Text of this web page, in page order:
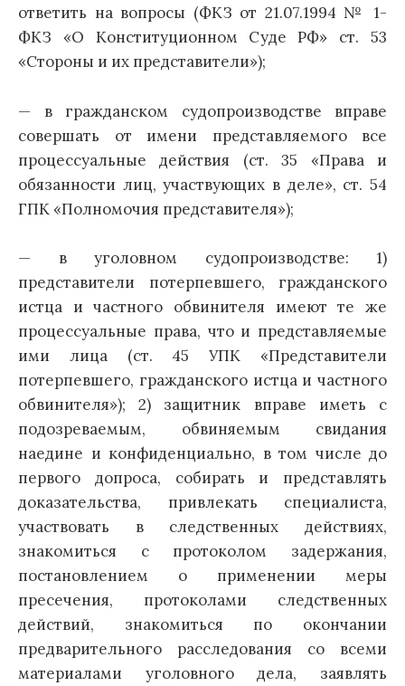
ответить на вопросы (ФКЗ от 21.07.1994 № 1-
ФКЗ «О Конституционном Суде РФ» ст. 53
«Стороны и их представители»);
— в гражданском судопроизводстве вправе
совершать от имени представляемого все
процессуальные действия (ст. 35 «Права и
обязанности лиц, участвующих в деле», ст. 54
ГПК «Полномочия представителя»);
— в уголовном судопроизводстве: 1)
представители потерпевшего, гражданского
истца и частного обвинителя имеют те же
процессуальные права, что и представляемые
ими лица (ст. 45 УПК «Представители
потерпевшего, гражданского истца и частного
обвинителя»); 2) защитник вправе иметь с
подозреваемым, обвиняемым свидания
наедине и конфиденциально, в том числе до
первого допроса, собирать и представлять
доказательства, привлекать специалиста,
участвовать в следственных действиях,
знакомиться с протоколом задержания,
постановлением о применении меры
пресечения, протоколами следственных
действий, знакомиться по окончании
предварительного расследования со всеми
материалами уголовного дела, заявлять